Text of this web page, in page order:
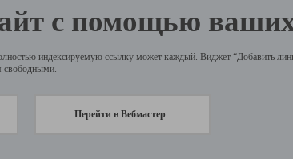
с помощью
индексируемую ссылку может каждый. Виджет “Добавить
свободными.
Перейти в Вебмастер